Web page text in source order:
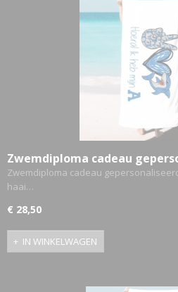
Zwemdiploma cadeau
badlaken - Blauwe haai A,B,C
Zwemdiploma cadeau
haai…
€ 28,50
IN WINKELWAGEN